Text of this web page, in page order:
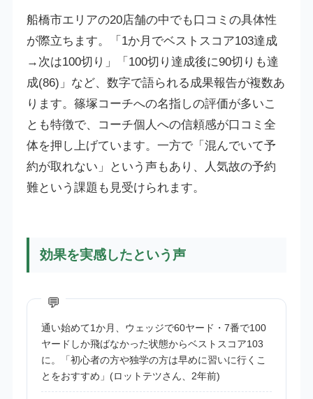
船橋市エリアの20店舗の中でも口コミの具体性
が際立ちます。「1か月でベストスコア103達成
→次は100切り」「100切り達成後に90切りも達
成(86)」など、数字で語られる成果報告が複数あ
ります。篠塚コーチへの名指しの評価が多いこ
とも特徴で、コーチ個人への信頼感が口コミ全
体を押し上げています。一方で「混んでいて予
約が取れない」という声もあり、人気故の予約
難という課題も見受けられます。
効果を実感したという声
通い始めて1か月、ウェッジで60ヤード・7番で100
ヤードしか飛ばなかった状態からベストスコア103
に。「初心者の方や独学の方は早めに習いに行くこ
とをおすすめ」(ロットテツさん、2年前)